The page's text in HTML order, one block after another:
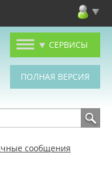
СЕРВИСЫ
сообщения